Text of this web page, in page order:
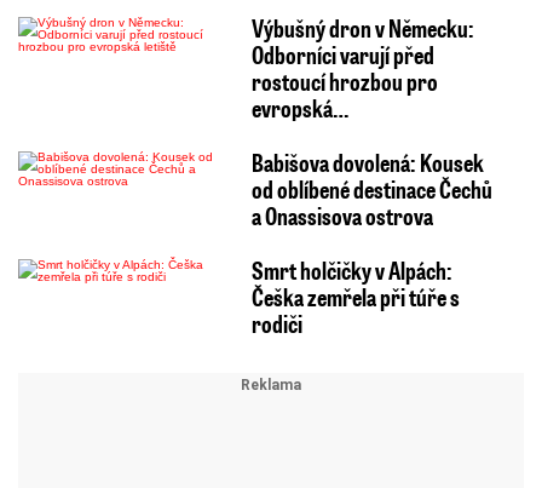
Výbušný dron v Německu:
Odborníci varují před
rostoucí hrozbou pro
evropská…
Babišova dovolená: Kousek
od oblíbené destinace Čechů
a Onassisova ostrova
Smrt holčičky v Alpách:
Češka zemřela při túře s
rodiči